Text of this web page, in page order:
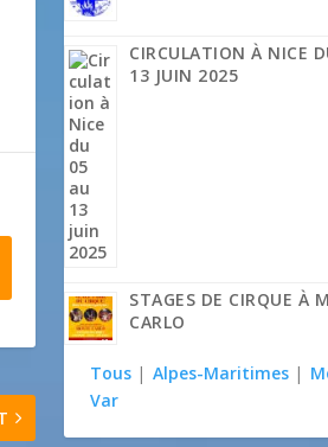
CIRCULATION À NICE
13 JUIN 2025
STAGES DE CIRQUE À
CARLO
Tous | Alpes-Maritimes |
Var